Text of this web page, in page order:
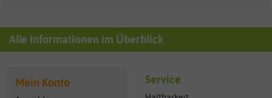
Alle Informationen im Überblick
Mein Konto Service